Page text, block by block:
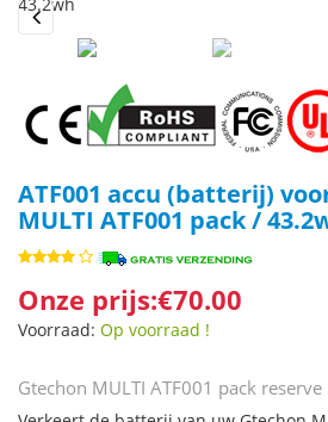
Previous
ATF001 accu (batterij)
MULTI ATF001 pack /
Onze prijs:€70.00
Voorraad: Op voorraad !
Gtechon MULTI ATF001 pack